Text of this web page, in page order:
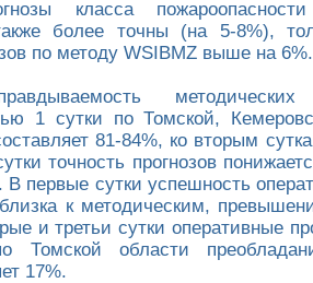
класса
более точны (на 5-8%),
по методу WSIBMZ выше на 6%.
1 сутки по Томской,
81-84%, ко вторым
точность прогнозов
В первые сутки успешность
к методическим,
и третьи сутки оперативные
области
17%.